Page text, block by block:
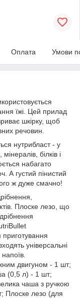
Оплата Умови
їжі. Цей прилад
шкірку, щоб
речовин.
нутрибласт - у
білків і
набагато
А густий пінистий
ж дуже смачно!
Плоске лезо, що
універсальні
двигуном - 1 шт;
(0,5 л) - 1 шт;
чаша з ручкою
Плоске лезо (для